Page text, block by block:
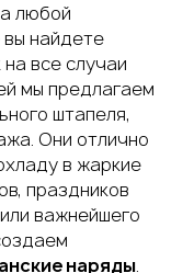
любой
вы найдете
все случаи
мы предлагаем
штапеля,
Они отлично
в жаркие
праздников
важнейшего
наряды.